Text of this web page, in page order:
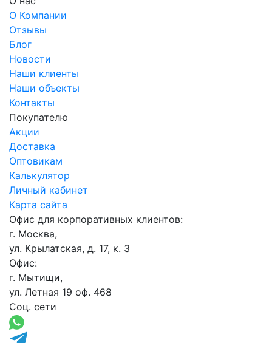
О Компании
Отзывы
Блог
Новости
Наши клиенты
Наши объекты
Контакты
Покупателю
Акции
Доставка
Оптовикам
Калькулятор
Личный кабинет
Карта сайта
Офис для корпоративных клиентов:
г. Москва,
ул. Крылатская, д. 17, к. 3
Офис:
г. Мытищи,
ул. Летная 19 оф. 468
Соц. сети